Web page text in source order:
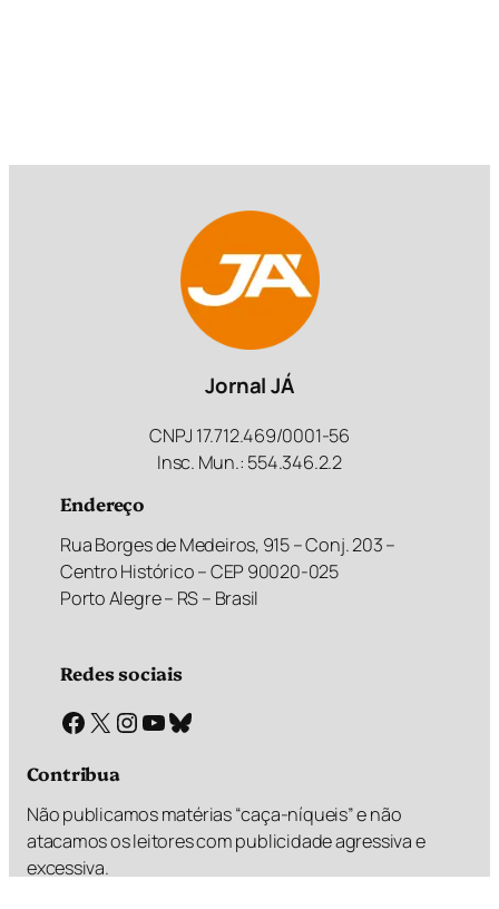
Jornal JÁ
CNPJ 17.712.469/0001-56
Insc. Mun.: 554.346.2.2
Endereço
Rua Borges de Medeiros, 915 – Conj. 203 –
Centro Histórico – CEP 90020-025
Porto Alegre – RS – Brasil
Redes sociais
Facebook X Instagram Youtube Bluesky
Contribua
Não publicamos matérias “caça-níqueis” e não
atacamos os leitores com publicidade agressiva e
excessiva.